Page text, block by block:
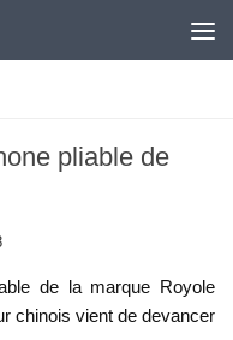
pliable de
de la marque Royole
chinois vient de devancer